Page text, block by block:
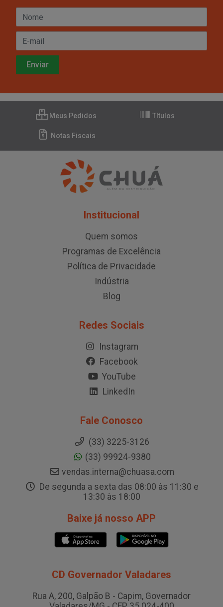
Meus Pedidos Títulos
Notas Fiscais
Institucional
Quem somos
Programas de Excelência
Política de Privacidade
Indústria
Blog
Redes Sociais
Instagram
Facebook
YouTube
LinkedIn
Fale Conosco
(33) 3225-3126
(33) 99924-9380
vendas.interna@chuasa.com
De segunda a sexta das 08:00 às 11:30 e
13:30 às 18:00
Baixe já nosso APP
CD Governador Valadares
Rua A, 200, Galpão B - Capim, Governador